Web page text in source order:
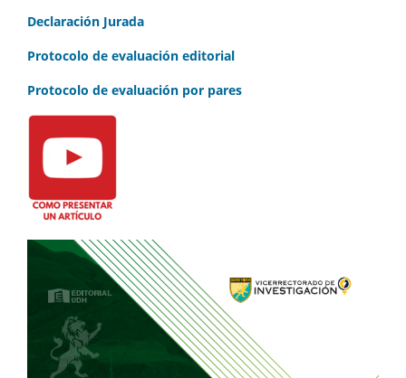
Declaración Jurada
Protocolo de evaluación editorial
Protocolo de evaluación por pares